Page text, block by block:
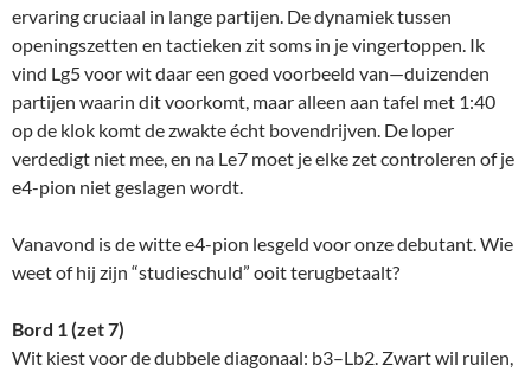
ervaring cruciaal in lange partijen. De dynamiek tussen
openingszetten en tactieken zit soms in je vingertoppen. Ik
vind Lg5 voor wit daar een goed voorbeeld van—duizenden
partijen waarin dit voorkomt, maar alleen aan tafel met 1:40
op de klok komt de zwakte écht bovendrijven. De loper
verdedigt niet mee, en na Le7 moet je elke zet controleren of je
e4-pion niet geslagen wordt.
Vanavond is de witte e4-pion lesgeld voor onze debutant. Wie
weet of hij zijn “studieschuld” ooit terugbetaalt?
Bord 1 (zet 7)
Wit kiest voor de dubbele diagonaal: b3–Lb2. Zwart wil ruilen,